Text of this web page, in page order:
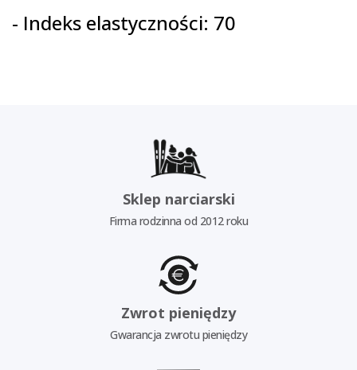
- Indeks elastyczności: 70
Sklep narciarski
Firma rodzinna od 2012 roku
Zwrot pieniędzy
Gwarancja zwrotu pieniędzy